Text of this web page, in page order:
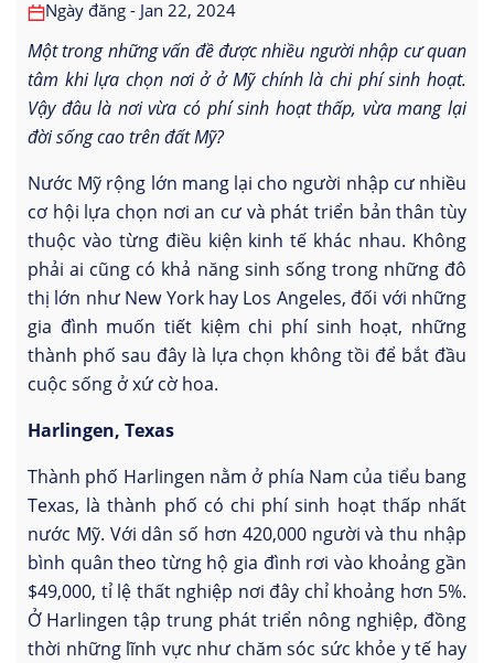
Ngày đăng - Jan 22, 2024
Một trong những vấn đề được nhiều người nhập cư quan
tâm khi lựa chọn nơi ở ở Mỹ chính là chi phí sinh hoạt.
Vậy đâu là nơi vừa có phí sinh hoạt thấp, vừa mang lại
đời sống cao trên đất Mỹ?
Nước Mỹ rộng lớn mang lại cho người nhập cư nhiều
cơ hội lựa chọn nơi an cư và phát triển bản thân tùy
thuộc vào từng điều kiện kinh tế khác nhau. Không
phải ai cũng có khả năng sinh sống trong những đô
thị lớn như New York hay Los Angeles, đối với những
gia đình muốn tiết kiệm chi phí sinh hoạt, những
thành phố sau đây là lựa chọn không tồi để bắt đầu
cuộc sống ở xứ cờ hoa.
Harlingen, Texas
Thành phố Harlingen nằm ở phía Nam của tiểu bang
Texas, là thành phố có chi phí sinh hoạt thấp nhất
nước Mỹ. Với dân số hơn 420,000 người và thu nhập
bình quân theo từng hộ gia đình rơi vào khoảng gần
$49,000, tỉ lệ thất nghiệp nơi đây chỉ khoảng hơn 5%.
Ở Harlingen tập trung phát triển nông nghiệp, đồng
thời những lĩnh vực như chăm sóc sức khỏe y tế hay